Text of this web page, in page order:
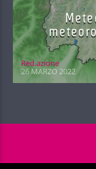
Red.azione
26 MARZO 2022